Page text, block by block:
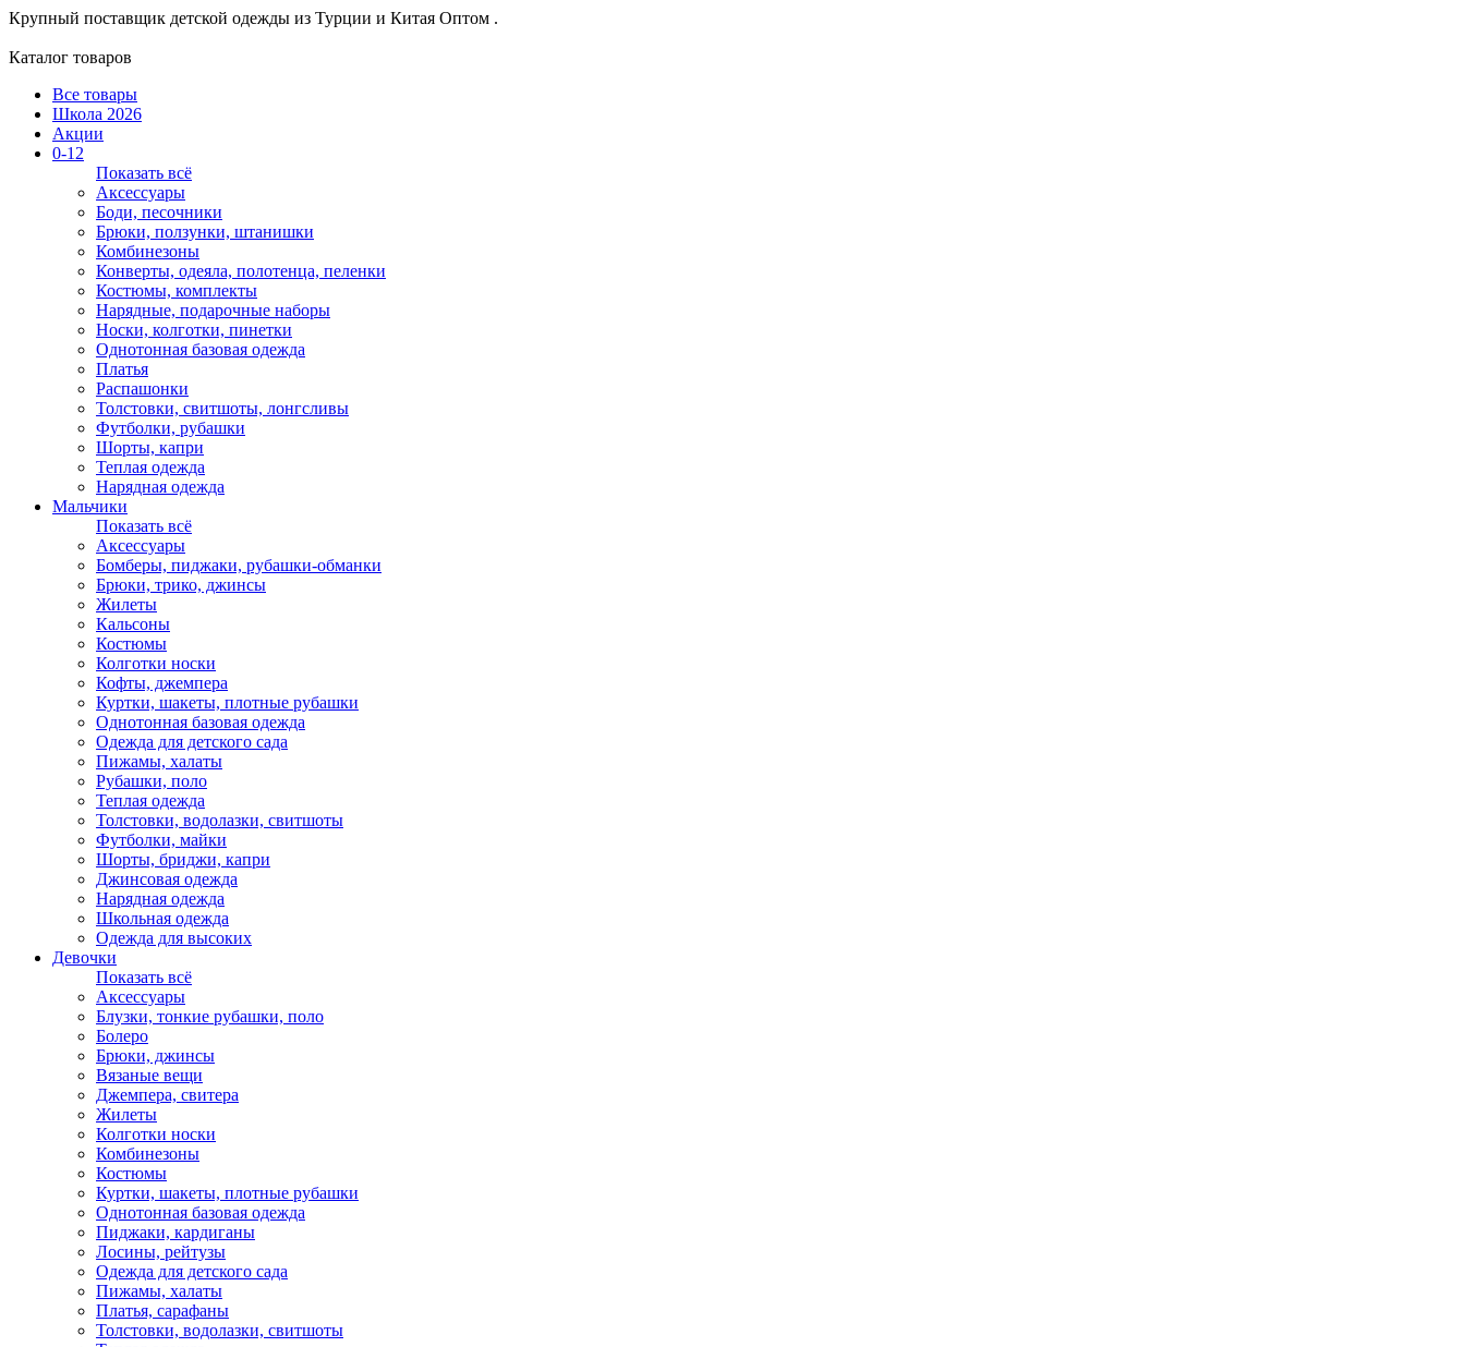
Крупный поставщик детской одежды из Турции и Китая Оптом .
Каталог товаров
Все товары
Школа 2026
Акции
0-12
Показать всё
Аксессуары
Боди, песочники
Брюки, ползунки, штанишки
Комбинезоны
Конверты, одеяла, полотенца, пеленки
Костюмы, комплекты
Нарядные, подарочные наборы
Носки, колготки, пинетки
Однотонная базовая одежда
Платья
Распашонки
Толстовки, свитшоты, лонгсливы
Футболки, рубашки
Шорты, капри
Теплая одежда
Нарядная одежда
Мальчики
Показать всё
Аксессуары
Бомберы, пиджаки, рубашки-обманки
Брюки, трико, джинсы
Жилеты
Кальсоны
Костюмы
Колготки носки
Кофты, джемпера
Куртки, шакеты, плотные рубашки
Однотонная базовая одежда
Одежда для детского сада
Пижамы, халаты
Рубашки, поло
Теплая одежда
Толстовки, водолазки, свитшоты
Футболки, майки
Шорты, бриджи, капри
Джинсовая одежда
Нарядная одежда
Школьная одежда
Одежда для высоких
Девочки
Показать всё
Аксессуары
Блузки, тонкие рубашки, поло
Болеро
Брюки, джинсы
Вязаные вещи
Джемпера, свитера
Жилеты
Колготки носки
Комбинезоны
Костюмы
Куртки, шакеты, плотные рубашки
Однотонная базовая одежда
Пиджаки, кардиганы
Лосины, рейтузы
Одежда для детского сада
Пижамы, халаты
Платья, сарафаны
Толстовки, водолазки, свитшоты